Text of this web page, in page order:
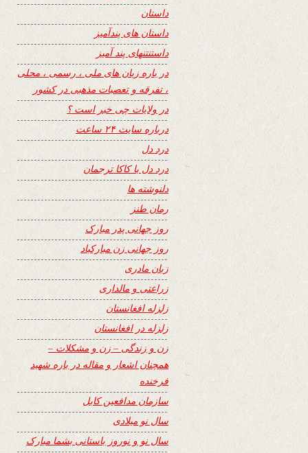
داستان
داستان های پندآمیز
داستنتنهای پند آمیز
در باره زبان های ملی ، رسمی ، محلی
، تفرقه و تعصبات مذهبی در کشور
در ولایات چی خبر است ؟
درباره سایت ۲۴ ساعت
درد دل
درد دل با کاکا ترجمان
دلنوشته ها
رمان طنز
روز جهانی پدر مبارک
روز جهانی زن مبارکباد
زبان مادری
زراعتی و مالداری
زلزله افغانستان
زلزله در افغانستان
زن و زندگی – زن و مشکلات –
همچنان اشعار و مقاله در باره شهید
فرخنده
سازمان مدافعین کابل
سال نو میلادی
سال نو و نوروز باستانی بشما مبارک